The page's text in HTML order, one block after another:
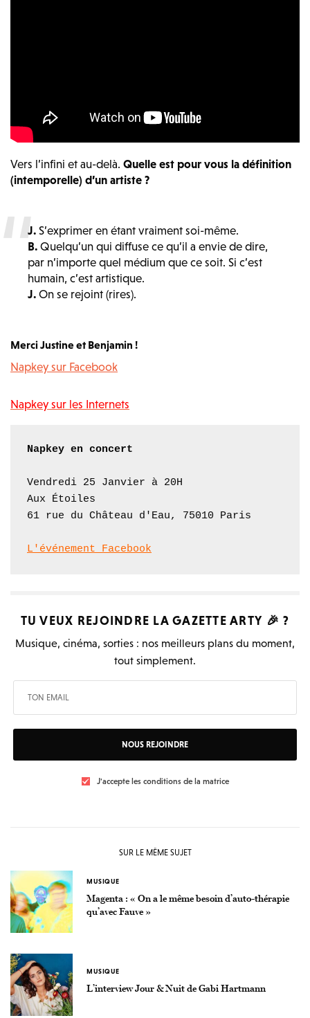
Vers l’infini et au-delà. Quelle est pour vous la définition
(intemporelle) d’un artiste ?
J. S’exprimer en étant vraiment soi-même.
B. Quelqu’un qui diffuse ce qu’il a envie de dire,
par n’importe quel médium que ce soit. Si c’est
humain, c’est artistique.
J. On se rejoint (rires).
Merci Justine et Benjamin !
Napkey sur Facebook
Napkey sur les Internets
Napkey en concert
Vendredi 25 Janvier à 20H
Aux Étoiles
61 rue du Château d'Eau, 75010 Paris
L'événement Facebook
TU VEUX REJOINDRE LAGAZETTE ARTY 🎉 ?
Musique, cinéma, sorties : nos meilleurs plans du moment,
tout simplement.
NOUS REJOINDRE
J'accepte les conditions de la matrice
SUR LE MÊME SUJET
MUSIQUE
Magenta : « On a le même besoin d’auto-thérapie
qu’avec Fauve »
MUSIQUE
L’interview Jour & Nuit de Gabi Hartmann